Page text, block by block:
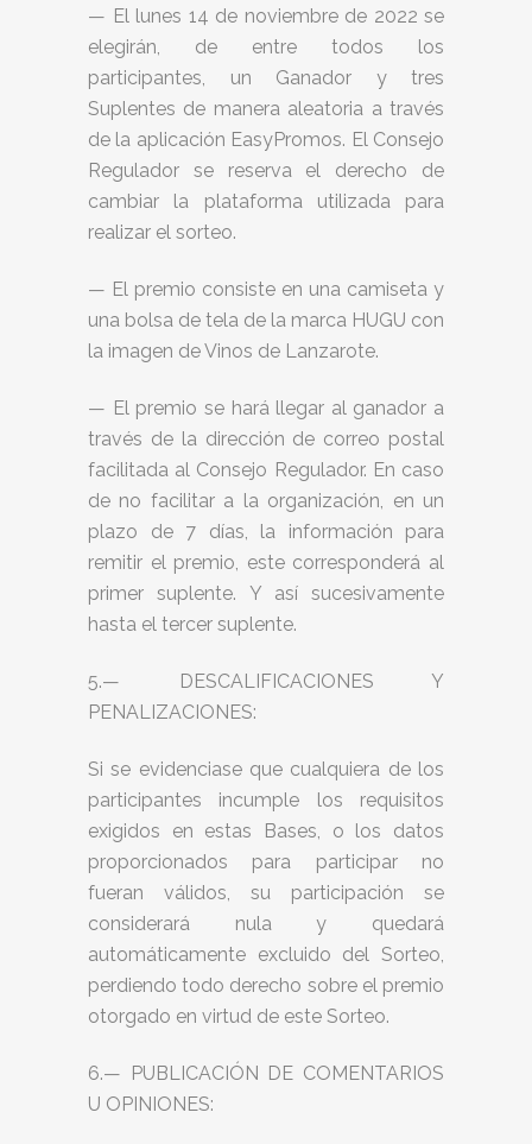
— El lunes 14 de noviembre de 2022 se
elegirán, de entre todos los
participantes, un Ganador y tres
Suplentes de manera aleatoria a través
de la aplicación EasyPromos. El Consejo
Regulador se reserva el derecho de
cambiar la plataforma utilizada para
realizar el sorteo.
— El premio consiste en una camiseta y
una bolsa de tela de la marca HUGU con
la imagen de Vinos de Lanzarote.
— El premio se hará llegar al ganador a
través de la dirección de correo postal
facilitada al Consejo Regulador. En caso
de no facilitar a la organización, en un
plazo de 7 días, la información para
remitir el premio, este corresponderá al
primer suplente. Y así sucesivamente
hasta el tercer suplente.
5.— DESCALIFICACIONES Y
PENALIZACIONES:
Si se evidenciase que cualquiera de los
participantes incumple los requisitos
exigidos en estas Bases, o los datos
proporcionados para participar no
fueran válidos, su participación se
considerará nula y quedará
automáticamente excluido del Sorteo,
perdiendo todo derecho sobre el premio
otorgado en virtud de este Sorteo.
6.— PUBLICACIÓN DE COMENTARIOS
U OPINIONES: